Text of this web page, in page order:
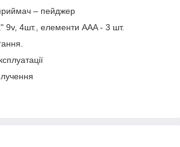
– пейджер
9v, 4шт., елементи AAA - 3 шт.